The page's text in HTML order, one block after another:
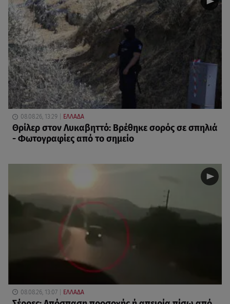
08.08.26, 13:29 ΕΛΛΑΔΑ
Θρίλερ στον Λυκαβηττό: Βρέθηκε σορός σε σπηλιά
- Φωτογραφίες από το σημείο
08.08.26, 13:07 ΕΛΛΑΔΑ